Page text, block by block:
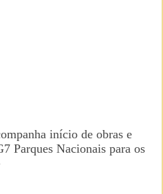
início de obras e
Parques Nacionais para os